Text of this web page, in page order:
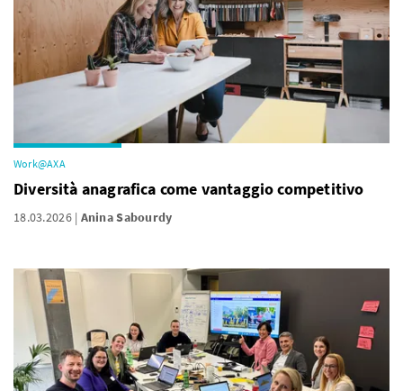
Work@AXA
Diversità anagrafica come vantaggio competitivo
18.03.2026 Anina Sabourdy